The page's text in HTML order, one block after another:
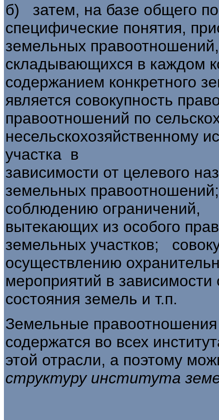
б) затем, на базе общего
специфиче­ские понятия,
земельных правоотношений,
складывающихся в каждом
содержанием кон­кретного
является совокупность
правоотношений по
несельскохозяйственному
участка в
зависимости от целевого
земельных
соблюдению ограничений,
вытекающих из особого
земельных участ­ков;
осуществлению
мероприятий в
состояния земель и т.п.
Земельные правоотношения
содер­жатся во всех
этой отрасли, а поэтому
структуру института